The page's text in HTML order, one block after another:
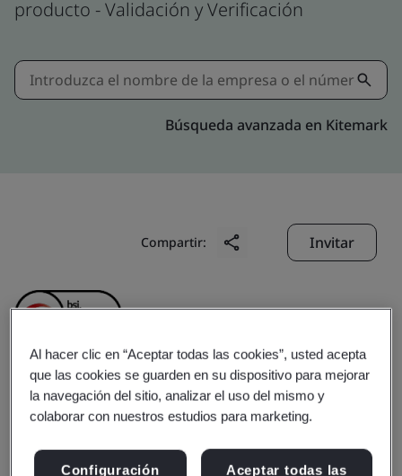
producto - Validación y Verificación
Búsqueda avanzada en Kitemark
Compartir: Invitar
Gare Palma Mines (IV/4
& IV/5) (Hindalco
Al hacer clic en “Aceptar todas las cookies”, usted acepta
que las cookies se guarden en su dispositivo para mejorar
la navegación del sitio, analizar el uso del mismo y
colaborar con nuestros estudios para marketing.
Configuración
Aceptar todas las